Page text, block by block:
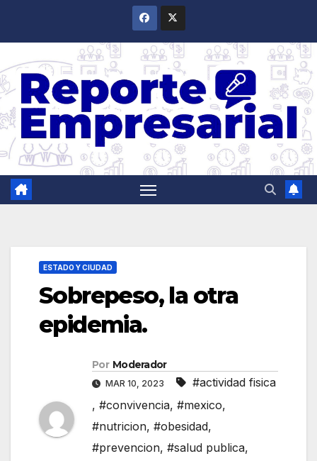
ESTADO Y CIUDAD
Sobrepeso, la otra
epidemia.
Por Moderador
MAR 10, 2023
#actividad fisica
, #convivencia, #mexico,
#nutricion, #obesidad,
#prevencion, #salud publica,